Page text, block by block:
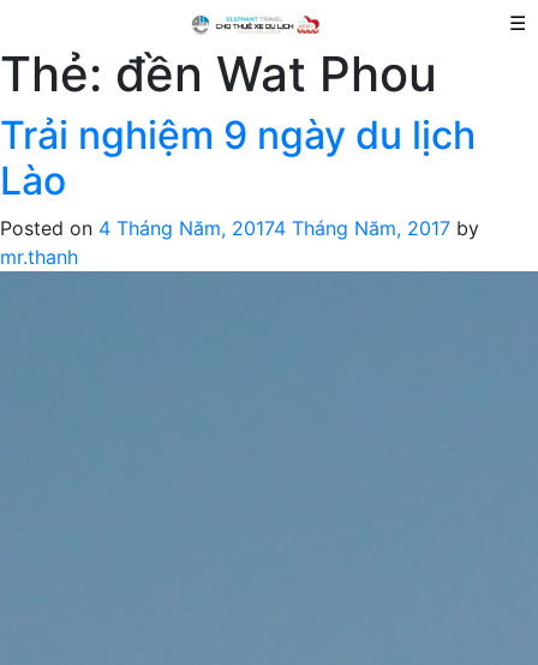
☰
Thẻ: đền Wat Phou
Trải nghiệm 9 ngày du lịch
Lào
Posted on 4 Tháng Năm, 20174 Tháng Năm, 2017 by
mr.thanh